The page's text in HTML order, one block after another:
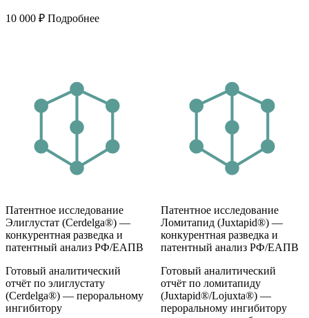
10 000 ₽ Подробнее
Патентное исследование
Элиглустат (Cerdelga®) —
конкурентная разведка и
патентный анализ РФ/ЕАПВ
Готовый аналитический
отчёт по элиглустату
(Cerdelga®) — пероральному
ингибитору
Патентное исследование
Ломитапид (Juxtapid®) —
конкурентная разведка и
патентный анализ РФ/ЕАПВ
Готовый аналитический
отчёт по ломитапиду
(Juxtapid®/Lojuxta®) —
пероральному ингибитору